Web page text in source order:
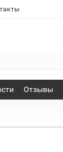
Отзывы